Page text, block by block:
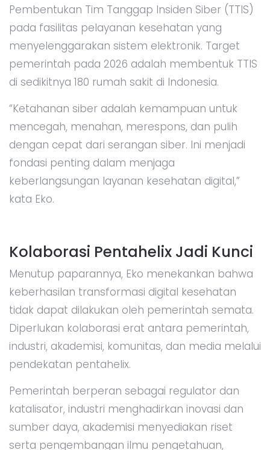
Pembentukan Tim Tanggap Insiden Siber (TTIS)
pada fasilitas pelayanan kesehatan yang
menyelenggarakan sistem elektronik. Target
pemerintah pada 2026 adalah membentuk TTIS
di sedikitnya 180 rumah sakit di Indonesia.
“Ketahanan siber adalah kemampuan untuk
mencegah, menahan, merespons, dan pulih
dengan cepat dari serangan siber. Ini menjadi
fondasi penting dalam menjaga
keberlangsungan layanan kesehatan digital,”
kata Eko.
Kolaborasi Pentahelix Jadi Kunci
Menutup paparannya, Eko menekankan bahwa
keberhasilan transformasi digital kesehatan
tidak dapat dilakukan oleh pemerintah semata.
Diperlukan kolaborasi erat antara pemerintah,
industri, akademisi, komunitas, dan media melalui
pendekatan pentahelix.
Pemerintah berperan sebagai regulator dan
katalisator, industri menghadirkan inovasi dan
sumber daya, akademisi menyediakan riset
serta pengembangan ilmu pengetahuan,